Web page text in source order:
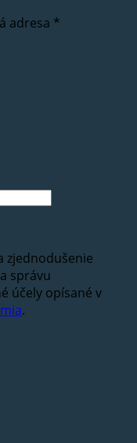
adresa *
zjednodušenie
správu
účely opísané v
.